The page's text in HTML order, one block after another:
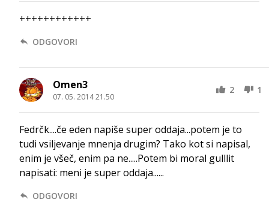
++++++++++++
ODGOVORI
Omen3
07. 05. 2014 21.50
2 1
Fedrčk....če eden napiše super oddaja...potem je to
tudi vsiljevanje mnenja drugim? Tako kot si napisal,
enim je všeč, enim pa ne.....Potem bi moral gulllit
napisati: meni je super oddaja......
ODGOVORI